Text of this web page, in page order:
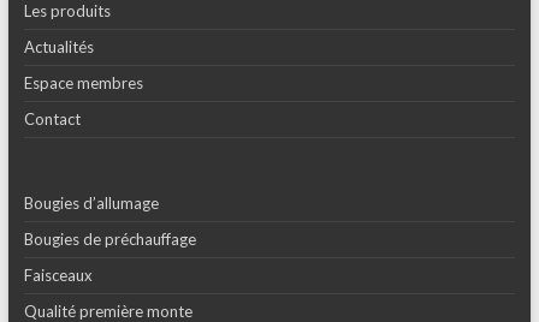
Les produits
Actualités
Espace membres
Contact
Bougies d’allumage
Bougies de préchauffage
Faisceaux
Qualité première monte